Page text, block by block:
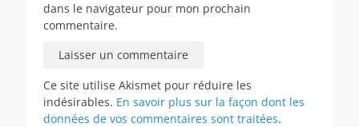
dans le navigateur pour mon prochain
commentaire.
Ce site utilise Akismet pour réduire les
indésirables. En savoir plus sur la façon dont les
données de vos commentaires sont traitées.